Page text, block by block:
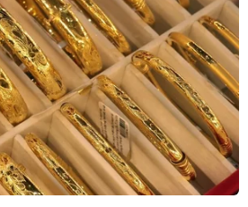
Quảng Trị chủ
thấp nhiệt đới
đe dọa "huyết